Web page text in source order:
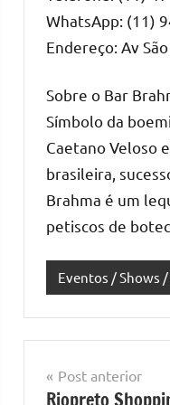
WhatsApp: (11)
Endereço: Av
Sobre o Bar
Símbolo da
Caetano Veloso
brasileira,
Brahma é um
petiscos de
Eventos / Shows
Navegação
Post anterior